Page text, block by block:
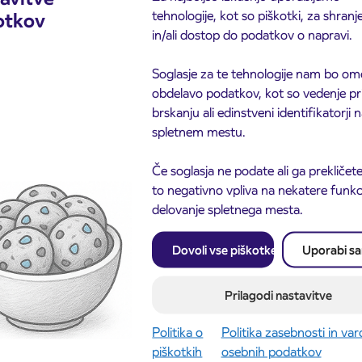
tehnologije, kot so piškotki, za
in/ali dostop do podatkov o napravi.
Soglasje za te tehnologije nam bo
obdelavo podatkov, kot so vedenje
brskanju ali edinstveni identifikatorji
spletnem mestu.
Če soglasja ne podate ali ga
to negativno vpliva na nekatere
delovanje spletnega mesta.
Dovoli vse piškotke Uporabi
Prilagodi nastavitve
Politika o
piškotkih
Politika zasebnosti in
osebnih podatkov
2026 dijaških
IJPP
za šolsko leto
se začne 21.
objavo
3. 8. 2026
Obvestilo o popolni
ceste ČEŠNJEVEK –
Kranj